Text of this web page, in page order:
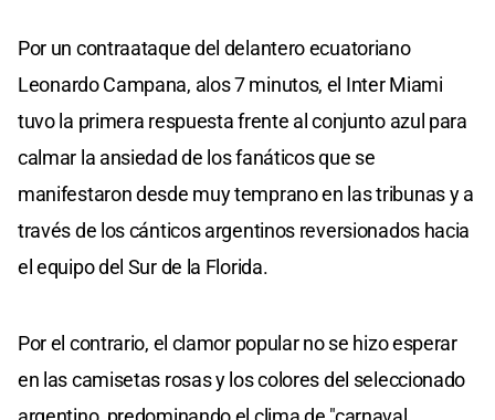
Por un contraataque del delantero ecuatoriano
Leonardo Campana, alos 7 minutos, el Inter Miami
tuvo la primera respuesta frente al conjunto azul para
calmar la ansiedad de los fanáticos que se
manifestaron desde muy temprano en las tribunas y a
través de los cánticos argentinos reversionados hacia
el equipo del Sur de la Florida.
Por el contrario, el clamor popular no se hizo esperar
en las camisetas rosas y los colores del seleccionado